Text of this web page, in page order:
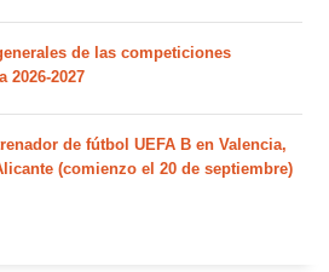
de las competiciones
2026-2027
de fútbol UEFA B en Valencia,
(comienzo el 20 de septiembre)